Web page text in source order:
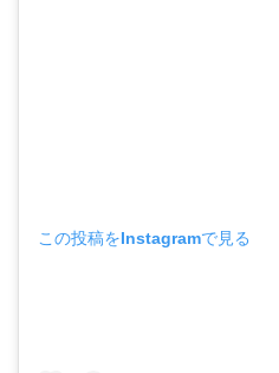
この投稿をInstagramで見る